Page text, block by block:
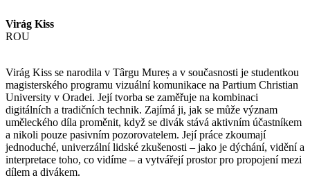
Virág Kiss
ROU
Virág Kiss se narodila v Târgu Mureș a v současnosti je studentkou
magisterského programu vizuální komunikace na Partium Christian
University v Oradei. Její tvorba se zaměřuje na kombinaci
digitálních a tradičních technik. Zajímá ji, jak se může význam
uměleckého díla proměnit, když se divák stává aktivním účastníkem
a nikoli pouze pasivním pozorovatelem. Její práce zkoumají
jednoduché, univerzální lidské zkušenosti – jako je dýchání, vidění a
interpretace toho, co vidíme – a vytvářejí prostor pro propojení mezi
dílem a divákem.